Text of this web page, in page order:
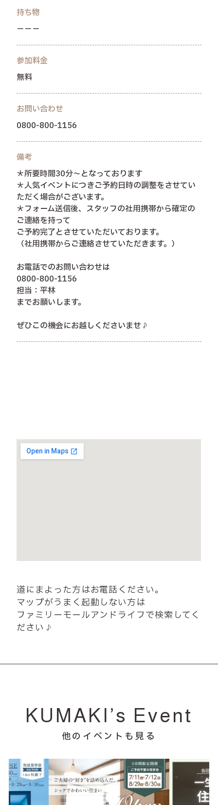
持ち物
－－－
参加料金
無料
お問い合わせ
0800-800-1156
備考
＊所要時間30分～となっております
＊人気イベントにつきご予約日時の調整をさせてい
ただく場合がございます。
＊フォーム送信後、スタッフの社用携帯から確定の
ご連絡を持って
ご予約完了とさせていただいております。
（社用携帯からご連絡させていただきます。）
お電話でのお問い合わせは
0800-800-1156
担当：平林
までお願いします。
ぜひこの機会にお越しくださいませ♪
道にまよった方はお電話ください。
マップがうまく起動しない方は
ファミリーモールアンドライフで検索してく
ださい♪
KUMAKI’s Event
他のイベントも見る